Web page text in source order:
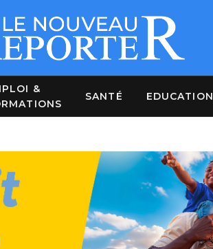
&
SANTÉ EDUCATION